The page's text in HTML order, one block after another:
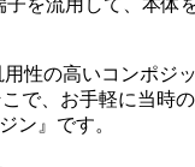
性の高いコンポジ
で、お手軽に当時
ン』です。